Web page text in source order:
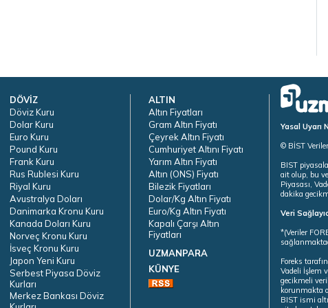
DÖVİZ
Döviz Kuru
Dolar Kuru
Euro Kuru
Pound Kuru
Frank Kuru
Rus Rublesi Kuru
Riyal Kuru
Avustralya Doları
Danimarka Kronu Kuru
Kanada Doları Kuru
Norveç Kronu Kuru
İsveç Kronu Kuru
Japon Yeni Kuru
Serbest Piyasa Döviz
Kurları
Merkez Bankası Döviz
ALTIN
Altın Fiyatları
Gram Altın Fiyatı
Çeyrek Altın Fiyatı
Cumhuriyet Altını Fiyatı
Yarım Altın Fiyatı
Altın (ONS) Fiyatı
Bilezik Fiyatları
Dolar/Kg Altın Fiyatı
Euro/Kg Altın Fiyatı
Kapalı Çarşı Altın
Fiyatları
UZMANPARA
KÜNYE
Yasal Uyarı
© BİST
BIST
ait olup, bu
Piyasası,
dakika
Veri
*(Veriler
Foreks
Vadeli İşlem
gecikmeli
korunmakta
BIST ismi